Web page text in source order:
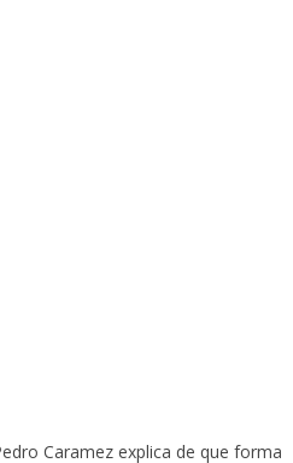
Caramez explica de que forma